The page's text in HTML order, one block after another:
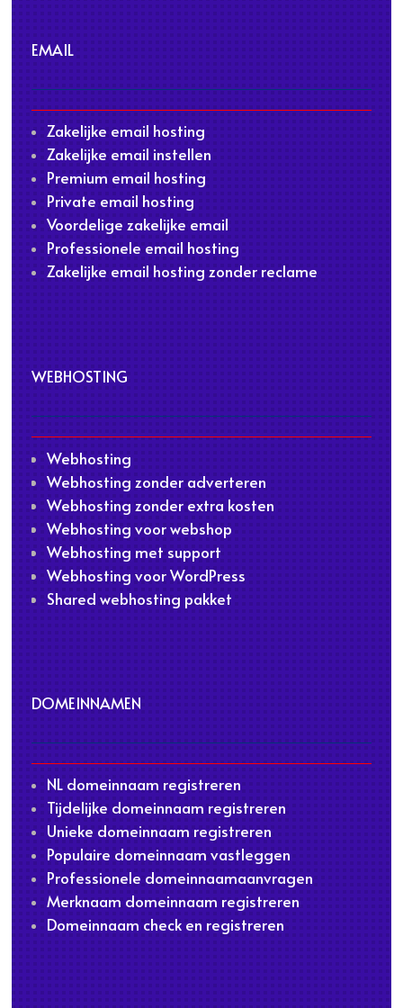
EMAIL
Zakelijke email hosting
Zakelijke email instellen
Premium email hosting
Private email hosting
Voordelige zakelijke email
Professionele email hosting
Zakelijke email hosting zonder reclame
WEBHOSTING
Webhosting
Webhosting zonder adverteren
Webhosting zonder extra kosten
Webhosting voor webshop
Webhosting met support
Webhosting voor WordPress
Shared webhosting pakket
DOMEINNAMEN
NL domeinnaam registreren
Tijdelijke domeinnaam registreren
Unieke domeinnaam registreren
Populaire domeinnaam vastleggen
Professionele domeinnaamaanvragen
Merknaam domeinnaam registreren
Domeinnaam check en registreren